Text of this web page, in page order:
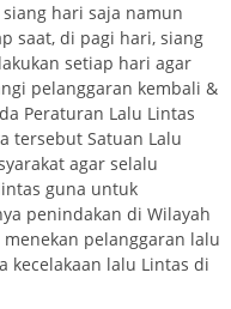
hari saja namun
saat, di pagi hari, siang
setiap hari agar
pelanggaran kembali &
Peraturan Lalu Lintas
tersebut Satuan Lalu
agar selalu
guna untuk
penindakan di Wilayah
pelanggaran lalu
kecelakaan lalu Lintas di